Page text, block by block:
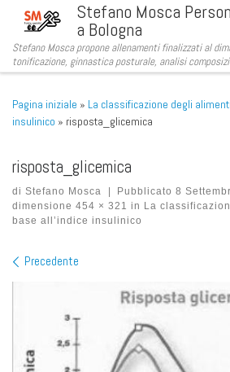
Passa al contenutoStefano Mosca
a Bologna
Stefano Mosca propone allenamenti finalizzati al
tonificazione, ginnastica posturale, analisi
Pagina iniziale » La classificazione degli
insulinico » risposta_glicemica
risposta_glicemica
di Stefano Mosca Pubblicato8
dimensione 454 × 321 in La
base all’indice insulinico
Navigazione immagini
Precedente